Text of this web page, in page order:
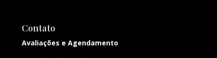
Contato
Avaliações e Agendamento